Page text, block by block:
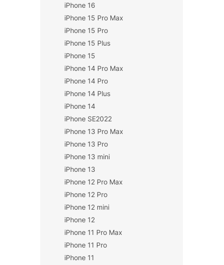
iPhone 16
iPhone 15 Pro Max
iPhone 15 Pro
iPhone 15 Plus
iPhone 15
iPhone 14 Pro Max
iPhone 14 Pro
iPhone 14 Plus
iPhone 14
iPhone SE2022
iPhone 13 Pro Max
iPhone 13 Pro
iPhone 13 mini
iPhone 13
iPhone 12 Pro Max
iPhone 12 Pro
iPhone 12 mini
iPhone 12
iPhone 11 Pro Max
iPhone 11 Pro
iPhone 11